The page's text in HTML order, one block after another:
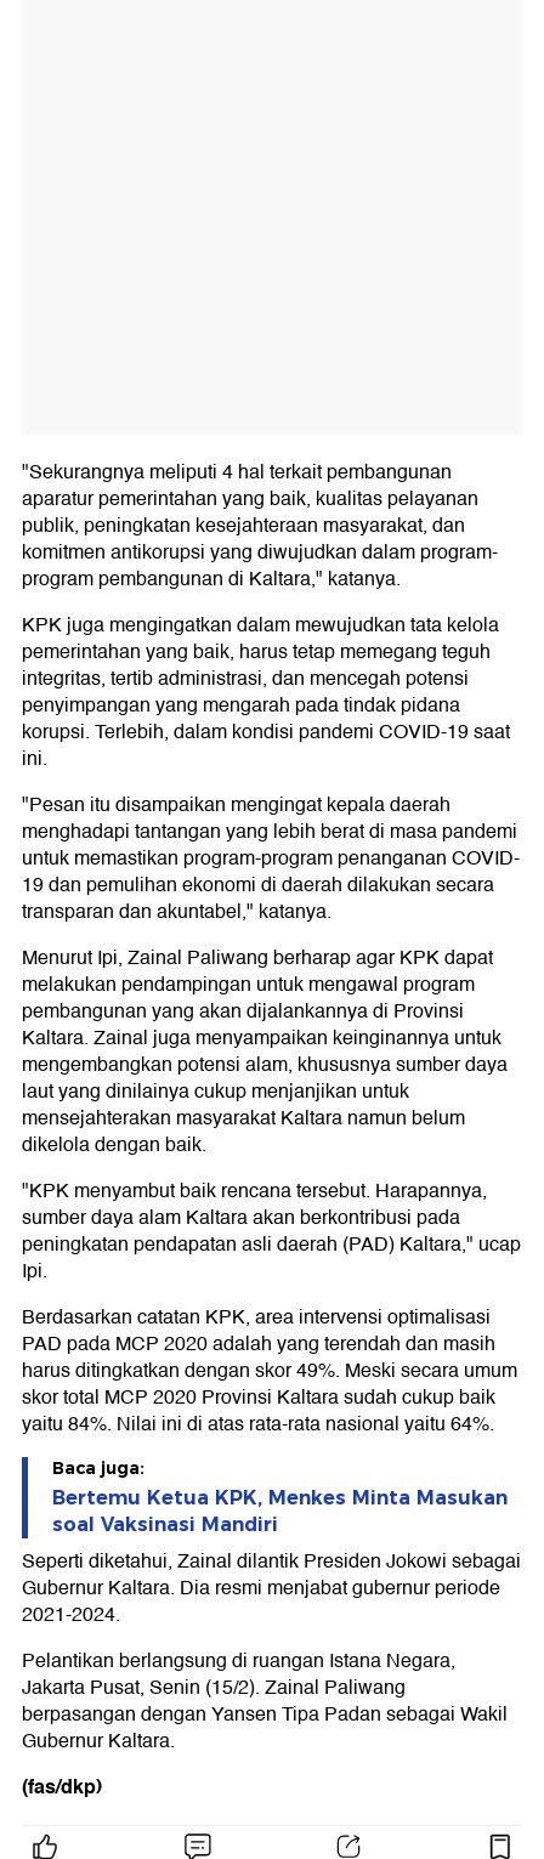
"Sekurangnya meliputi 4 hal terkait pembangunan
aparatur pemerintahan yang baik, kualitas pelayanan
publik, peningkatan kesejahteraan masyarakat, dan
komitmen antikorupsi yang diwujudkan dalam program-
program pembangunan di Kaltara," katanya.
KPK juga mengingatkan dalam mewujudkan tata kelola
pemerintahan yang baik, harus tetap memegang teguh
integritas, tertib administrasi, dan mencegah potensi
penyimpangan yang mengarah pada tindak pidana
korupsi. Terlebih, dalam kondisi pandemi COVID-19 saat
ini.
"Pesan itu disampaikan mengingat kepala daerah
menghadapi tantangan yang lebih berat di masa pandemi
untuk memastikan program-program penanganan COVID-
19 dan pemulihan ekonomi di daerah dilakukan secara
transparan dan akuntabel," katanya.
Menurut Ipi, Zainal Paliwang berharap agar KPK dapat
melakukan pendampingan untuk mengawal program
pembangunan yang akan dijalankannya di Provinsi
Kaltara. Zainal juga menyampaikan keinginannya untuk
mengembangkan potensi alam, khususnya sumber daya
laut yang dinilainya cukup menjanjikan untuk
mensejahterakan masyarakat Kaltara namun belum
dikelola dengan baik.
"KPK menyambut baik rencana tersebut. Harapannya,
sumber daya alam Kaltara akan berkontribusi pada
peningkatan pendapatan asli daerah (PAD) Kaltara," ucap
Ipi.
Berdasarkan catatan KPK, area intervensi optimalisasi
PAD pada MCP 2020 adalah yang terendah dan masih
harus ditingkatkan dengan skor 49%. Meski secara umum
skor total MCP 2020 Provinsi Kaltara sudah cukup baik
yaitu 84%. Nilai ini di atas rata-rata nasional yaitu 64%.
Baca juga:
Bertemu Ketua KPK, Menkes Minta Masukan
soal Vaksinasi Mandiri
Seperti diketahui, Zainal dilantik Presiden Jokowi sebagai
Gubernur Kaltara. Dia resmi menjabat gubernur periode
2021-2024.
Pelantikan berlangsung di ruangan Istana Negara,
Jakarta Pusat, Senin (15/2). Zainal Paliwang
berpasangan dengan Yansen Tipa Padan sebagai Wakil
Gubernur Kaltara.
(fas/dkp)